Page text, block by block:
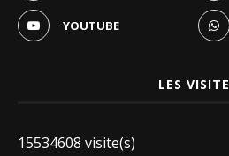
YOUTUBE
LES
15534608 visite(s)